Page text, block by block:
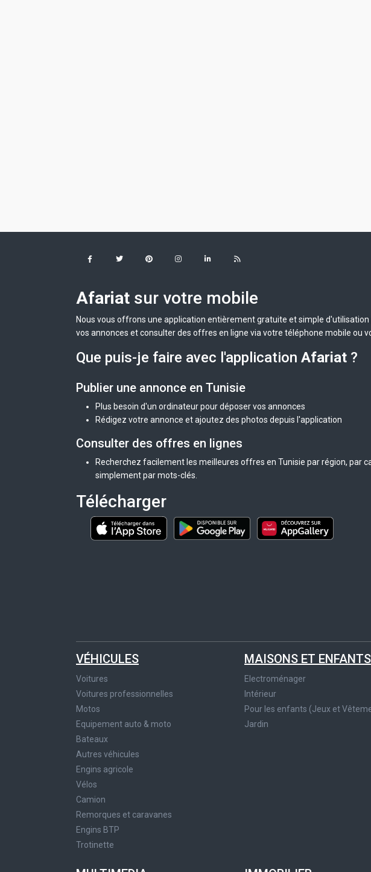
Afariat sur votre mobile
Nous vous offrons une application entièrement gratuite et simple
vos annonces et consulter des offres en ligne via votre téléphone mobile ou
Que puis-je faire avec l'application Afariat ?
Publier une annonce en Tunisie
Plus besoin d'un ordinateur pour déposer vos annonces
Rédigez votre annonce et ajoutez des photos depuis l'application
Consulter des offres en lignes
Recherchez facilement les meilleures offres en Tunisie par région, par
simplement par mots-clés.
Télécharger
VÉHICULES
Voitures
Voitures professionnelles
Motos
Equipement auto & moto
Bateaux
Autres véhicules
Engins agricole
Vélos
Camion
Remorques et caravanes
Engins BTP
Trotinette
MAISONS ET ENFANTS
Electroménager
Intérieur
Pour les enfants (Jeux et
Jardin